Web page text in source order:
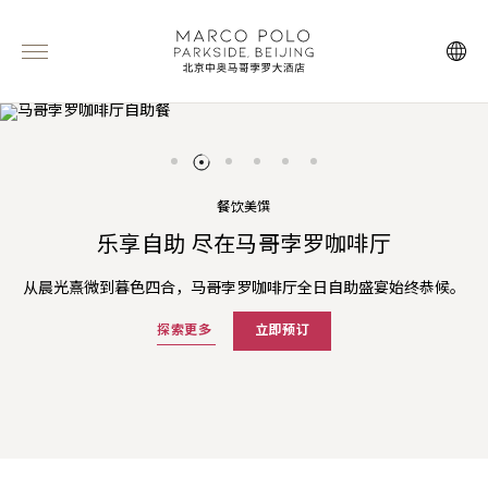
夏日畅享
官网预订可享高达75折的含早餐房价及夏季主题菜单人民币105元
餐饮消费额度。
立即预订
餐饮美馔
乐享自助 尽在马哥孛罗咖啡厅
从晨光熹微到暮色四合，马哥孛罗咖啡厅全日自助盛宴始终恭候。
探索更多 立即预订
2026 婚宴套餐
北京中奥马哥孛罗大酒店精选多款婚宴套餐，为您和爱侣缔造甜蜜
难忘记忆。
探索更多 立即预订
甄选蛋糕
臻享匠心烘焙的艺术之作——严选顶级原料，层叠细腻，每一刀都
雕琢着优雅风华。
立即预订
大堂酒廊下午茶
阳光吻过的果香在味蕾翩跹，谱写成静谧的午后小调。大堂酒廊的
下午茶时光，宛若一场甜蜜漫游。
探索更多 立即预订
三倍「亚洲万里通」里数
预订马哥孛罗酒店「夏日畅享」套餐即享三倍「亚洲万里通」里数
及更多礼遇。
立即预订